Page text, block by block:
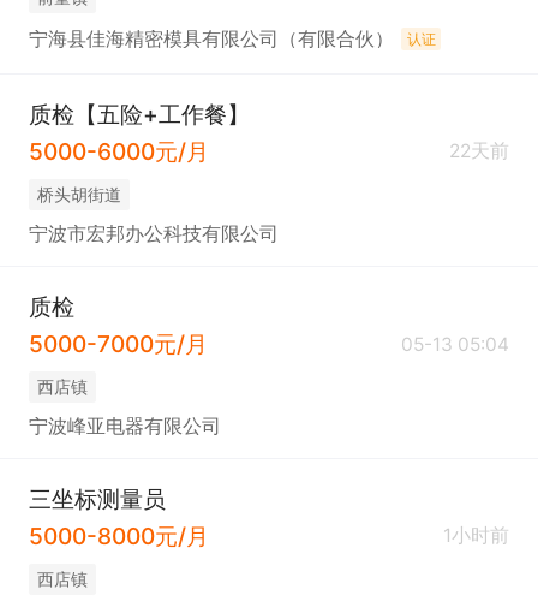
宁海县佳海精密模具有限公司（有限合伙） 认证
质检【五险+工作餐】
5000-6000元/月
22天前
桥头胡街道
宁波市宏邦办公科技有限公司
质检
5000-7000元/月
05-13 05:04
西店镇
宁波峰亚电器有限公司
三坐标测量员
5000-8000元/月
1小时前
西店镇